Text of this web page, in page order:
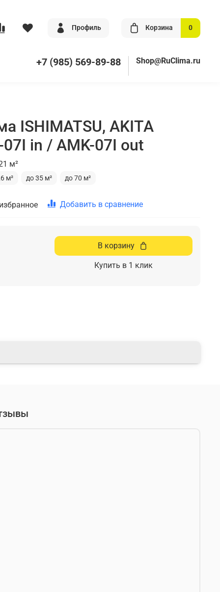
Профиль Корзина 0
+7 (985) 569-89-88 Shop@RuClima.ru
ISHIMATSU, AKITA
in / AMK-07I out
м²
м² до 35 м² до 70 м²
Добавить в сравнение
В корзину
Купить в 1 клик